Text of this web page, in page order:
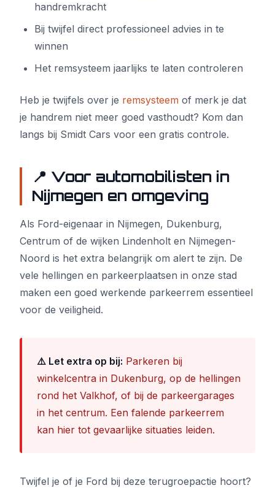
handremkracht
Bij twijfel direct professioneel advies in te
winnen
Het remsysteem jaarlijks te laten controleren
Heb je twijfels over je remsysteem of merk je dat
je handrem niet meer goed vasthoudt? Kom dan
langs bij Smidt Cars voor een gratis controle.
📍 Voor automobilisten in
Nijmegen en omgeving
Als Ford-eigenaar in Nijmegen, Dukenburg,
Centrum of de wijken Lindenholt en Nijmegen-
Noord is het extra belangrijk om alert te zijn. De
vele hellingen en parkeerplaatsen in onze stad
maken een goed werkende parkeerrem essentieel
voor de veiligheid.
⚠️ Let extra op bij: Parkeren bij
winkelcentra in Dukenburg, op de hellingen
rond het Valkhof, of bij de parkeergarages
in het centrum. Een falende parkeerrem
kan hier tot gevaarlijke situaties leiden.
Twijfel je of je Ford bij deze terugroepactie hoort?